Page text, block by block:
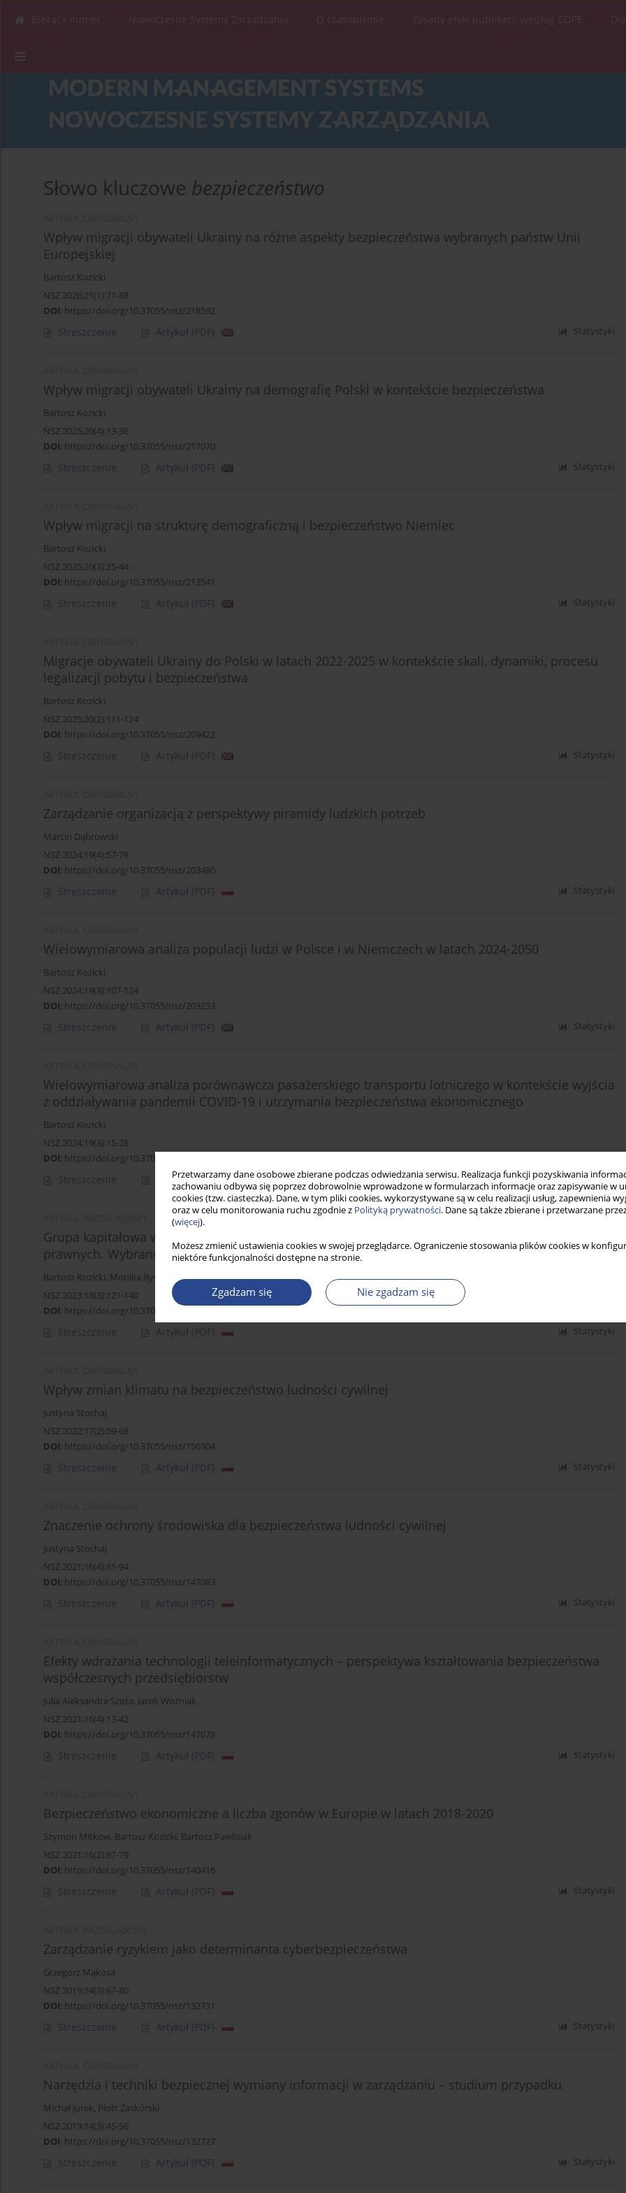
Przetwarzamy dane osobowe zbierane podczas odwiedzania serwisu. Realizacja funkcji pozyskiwania
zachowaniu odbywa się poprzez dobrowolnie wprowadzone w formularzach informacje oraz zapisywanie w
cookies (tzw. ciasteczka). Dane, w tym pliki cookies, wykorzystywane są w celu realizacji usług, zapewnienia
oraz w celu monitorowania ruchu zgodnie z Polityką prywatności. Dane są także zbierane i przetwarzane
(więcej).
Możesz zmienić ustawienia cookies w swojej przeglądarce. Ograniczenie stosowania plików cookies w
niektóre funkcjonalności dostępne na stronie.
Zgadzam się Nie zgadzam się
Bieżący numer Nowoczesne Systemy Zarządzania O czasopiśmie Zasady etyki publikacji według COPE
Słowo kluczowe bezpieczeństwo
Wpływ migracji obywateli Ukrainy na różne aspekty bezpieczeństwa wybranych państw Unii
Europejskiej
Bartosz Kozicki
NSZ 2026;21(1):71-88
DOI: https://doi.org/10.37055/nsz/218592
Streszczenie Artykuł (PDF) Statystyki
Wpływ migracji obywateli Ukrainy na demografię Polski w kontekście bezpieczeństwa
Bartosz Kozicki
NSZ 2025;20(4):13-36
DOI: https://doi.org/10.37055/nsz/217070
Streszczenie Artykuł (PDF) Statystyki
Wpływ migracji na strukturę demograficzną i bezpieczeństwo Niemiec
Bartosz Kozicki
NSZ 2025;20(3):25-44
DOI: https://doi.org/10.37055/nsz/213541
Streszczenie Artykuł (PDF) Statystyki
Migracje obywateli Ukrainy do Polski w latach 2022-2025 w kontekście skali, dynamiki, procesu
legalizacji pobytu i bezpieczeństwa
Bartosz Kozicki
NSZ 2025;20(2):111-124
DOI: https://doi.org/10.37055/nsz/209422
Streszczenie Artykuł (PDF) Statystyki
Zarządzanie organizacją z perspektywy piramidy ludzkich potrzeb
Marcin Dąbrowski
NSZ 2024;19(4):57-78
DOI: https://doi.org/10.37055/nsz/203480
Streszczenie Artykuł (PDF) Statystyki
Wielowymiarowa analiza populacji ludzi w Polsce i w Niemczech w latach 2024-2050
Bartosz Kozicki
NSZ 2024;19(3):107-124
DOI: https://doi.org/10.37055/nsz/203233
Streszczenie Artykuł (PDF) Statystyki
Wielowymiarowa analiza porównawcza pasażerskiego transportu lotniczego w kontekście wyjścia
z oddziaływania pandemii COVID-19 i utrzymania bezpieczeństwa ekonomicznego
Bartosz Kozicki
NSZ 2024;19(3):15-28
DOI: https://doi.org/10.37055/nsz/203226
Streszczenie Artykuł(PDF) Statystyki
Grupa kapitałowa w rozumieniu przepisów dotyczących ochrony konkurencji i innych regulacji
prawnych. Wybrane przypadki
Bartosz Kozicki, Monika Bychowska,Norbert Malec
NSZ 2023;18(3):121-140
DOI: https://doi.org/10.37055/nsz/183872
Streszczenie Artykuł (PDF) Statystyki
Wpływ zmian klimatu na bezpieczeństwo ludności cywilnej
Justyna Stochaj
NSZ 2022;17(2):59-68
DOI: https://doi.org/10.37055/nsz/150304
Streszczenie Artykuł (PDF) Statystyki
Znaczenie ochrony środowiska dla bezpieczeństwa ludności cywilnej
Justyna Stochaj
NSZ 2021;16(4):81-94
DOI: https://doi.org/10.37055/nsz/147083
Streszczenie Artykuł (PDF) Statystyki
Efekty wdrażania technologii teleinformatycznych – perspektywa kształtowania bezpieczeństwa
współczesnych przedsiębiorstw
Julia Aleksandra Szota, Jacek Woźniak
NSZ 2021;16(4):13-42
DOI: https://doi.org/10.37055/nsz/147078
Streszczenie Artykuł (PDF) Statystyki
Bezpieczeństwo ekonomiczne a liczba zgonów w Europie w latach 2018-2020
Szymon Mitkow, Bartosz Kozicki, Bartosz Pawlisiak
NSZ 2021;16(2):67-79
DOI: https://doi.org/10.37055/nsz/140416
Streszczenie Artykuł (PDF) Statystyki
Zarządzanie ryzykiem jako determinanta cyberbezpieczeństwa
Grzegorz Mąkosa
NSZ 2019;14(3):67-80
DOI: https://doi.org/10.37055/nsz/132731
Streszczenie Artykuł (PDF) Statystyki
Narzędzia i techniki bezpiecznej wymiany informacji w zarządzaniu – studium przypadku
Michał Jurek, Piotr Zaskórski
NSZ 2019;14(3):45-56
DOI: https://doi.org/10.37055/nsz/132727
Streszczenie Artykuł (PDF) Statystyki